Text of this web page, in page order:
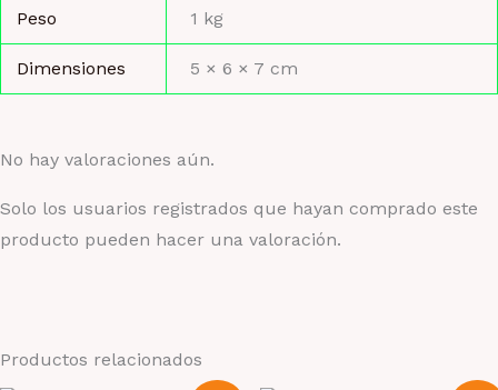
Peso 1 kg
Dimensiones 5 × 6 × 7 cm
No hay valoraciones aún.
Solo los usuarios registrados que hayan comprado este
producto pueden hacer una valoración.
Productos relacionados